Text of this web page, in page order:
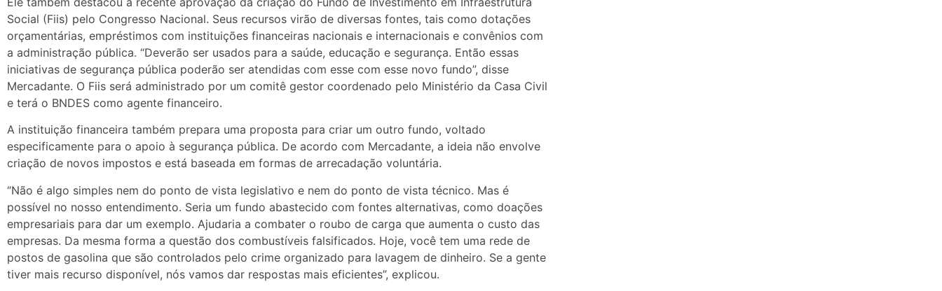
Social (Fiis) pelo Congresso Nacional. Seus recursos virão de diversas fontes, tais como dotações
orçamentárias, empréstimos com instituições financeiras nacionais e internacionais e convênios com
a administração pública. “Deverão ser usados para a saúde, educação e segurança. Então essas
iniciativas de segurança pública poderão ser atendidas com esse com esse novo fundo”, disse
Mercadante. O Fiis será administrado por um comitê gestor coordenado pelo Ministério da Casa Civil
e terá o BNDES como agente financeiro.
A instituição financeira também prepara uma proposta para criar um outro fundo, voltado
especificamente para o apoio à segurança pública. De acordo com Mercadante, a ideia não envolve
criação de novos impostos e está baseada em formas de arrecadação voluntária.
“Não é algo simples nem do ponto de vista legislativo e nem do ponto de vista técnico. Mas é
possível no nosso entendimento. Seria um fundo abastecido com fontes alternativas, como doações
empresariais para dar um exemplo. Ajudaria a combater o roubo de carga que aumenta o custo das
empresas. Da mesma forma a questão dos combustíveis falsificados. Hoje, você tem uma rede de
postos de gasolina que são controlados pelo crime organizado para lavagem de dinheiro. Se a gente
tiver mais recurso disponível, nós vamos dar respostas mais eficientes”, explicou.